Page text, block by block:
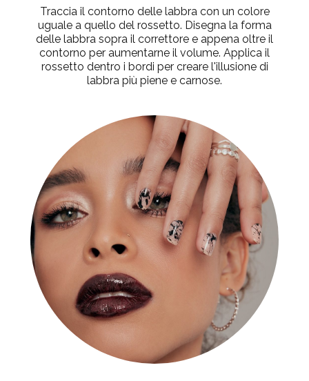
Traccia il contorno delle labbra con un colore
uguale a quello del rossetto. Disegna la forma
delle labbra sopra il correttore e appena oltre il
contorno per aumentarne il volume. Applica il
rossetto dentro i bordi per creare l'illusione di
labbra più piene e carnose.